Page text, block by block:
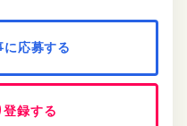
に応募する
登録する